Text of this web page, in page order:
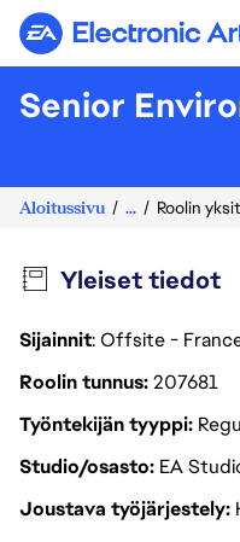
Electronic
Senior
Aloitussivu ... Roolin
Yleiset tiedot
Sijainnit: Offsite -
Roolin tunnus207681
Työntekijän tyyppi
Studio/osasto EA
Joustava työjärjestely